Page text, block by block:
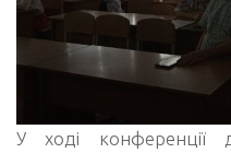
У ході конференції